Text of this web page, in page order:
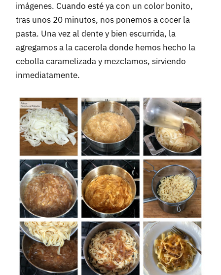
imágenes. Cuando esté ya con un color bonito,
tras unos 20 minutos, nos ponemos a cocer la
pasta. Una vez al dente y bien escurrida, la
agregamos a la cacerola donde hemos hecho la
cebolla caramelizada y mezclamos, sirviendo
inmediatamente.